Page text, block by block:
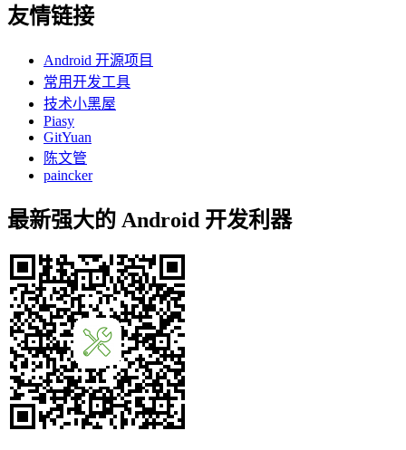
友情链接
Android 开源项目
常用开发工具
技术小黑屋
Piasy
GitYuan
陈文管
paincker
最新强大的 Android 开发利器